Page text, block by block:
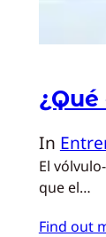
In
El
que el…
Find out